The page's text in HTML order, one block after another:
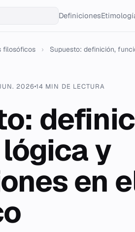
Definiciones
filosóficos › Supuesto: definición,
202614 MIN DE LECTURA
y
en